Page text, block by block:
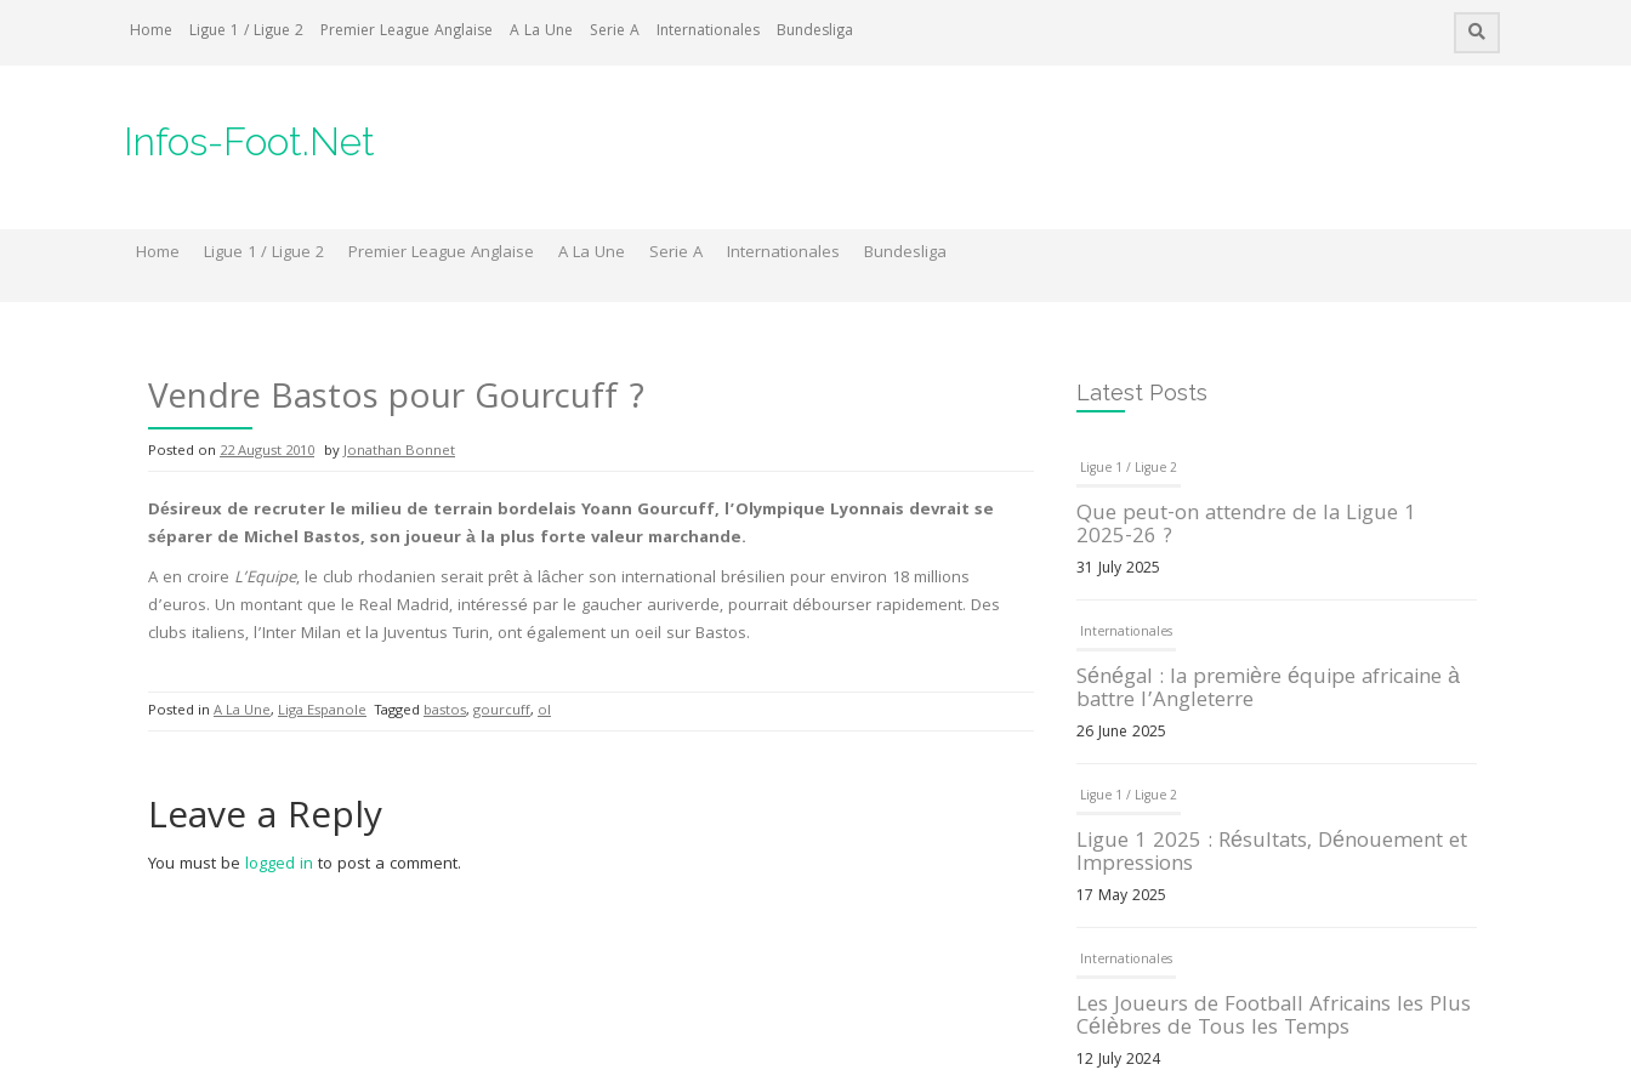
Home Ligue 1 / Ligue 2 Premier League Anglaise A La Une Serie A Internationales Bundesliga
Infos-Foot.Net
Home Ligue 1 / Ligue 2 Premier League Anglaise A La Une Serie A Internationales Bundesliga
Vendre Bastos pour Gourcuff ?
Posted on 22 August 2010 byJonathan Bonnet
Désireux de recruter le milieu de terrain bordelais Yoann Gourcuff, l’Olympique Lyonnais devrait se
séparer de Michel Bastos, son joueur à la plus forte valeur marchande.
A en croire L’Equipe, le club rhodanien serait prêt à lâcher son international brésilien pour environ 18 millions
d’euros. Un montant que le Real Madrid, intéressé par le gaucher auriverde, pourrait débourser rapidement. Des
clubs italiens, l’Inter Milan et la Juventus Turin, ont également un oeil sur Bastos.
Posted in A La Une, Liga Espanole Tagged bastos, gourcuff, ol
Leave a Reply
You must be logged in to post a comment.
Latest Posts
Ligue 1 / Ligue 2
Que peut-on attendre de la Ligue 1
2025-26 ?
31 July 2025
Internationales
Sénégal : la première équipe africaine à
battre l’Angleterre
26 June 2025
Ligue 1 / Ligue 2
Ligue 1 2025 : Résultats, Dénouement et
Impressions
17 May 2025
Internationales
Les Joueurs de Football Africains les Plus
Célèbres de Tous les Temps
12 July 2024